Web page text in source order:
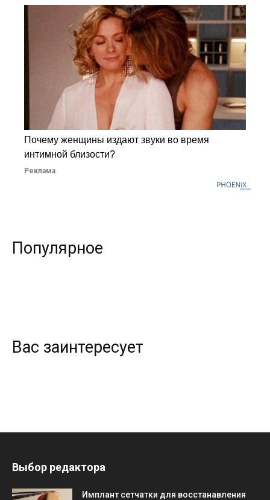
Почему женщины издают звуки во время
интимной близости?
Реклама
Популярное
Вас заинтересует
Выбор редактора
Имплант сетчатки для восстанавления